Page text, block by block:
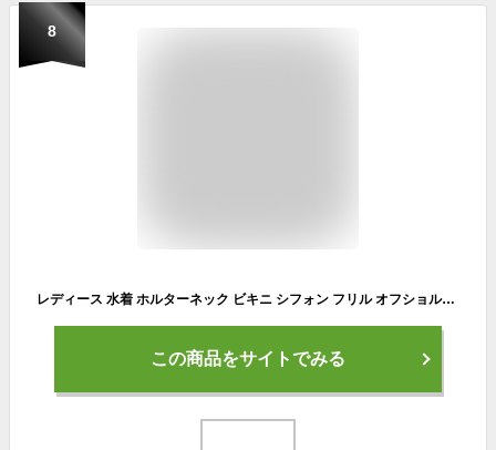
8
レディース 水着 ホルターネック ビキニ シフォン フリル オフショルダー S / M / L
この商品をサイトでみる